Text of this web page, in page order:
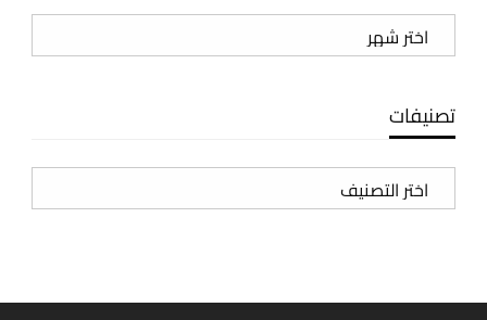
الأرشيف
تصنيفات
تصنيفات